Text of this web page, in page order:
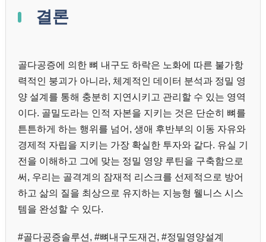
결론
골다공증에 의한 뼈 내구도 하락은 노화에 따른 불가항
력적인 붕괴가 아니라, 체계적인 데이터 분석과 정밀 영
양 설계를 통해 충분히 지연시키고 관리할 수 있는 영역
이다. 골밀도라는 인적 자본을 지키는 것은 단순히 뼈를
튼튼하게 하는 행위를 넘어, 생애 후반부의 이동 자유와
경제적 자립을 지키는 가장 확실한 투자와 같다. 유실 기
전을 이해하고 그에 맞는 정밀 영양 루틴을 구축함으로
써, 우리는 골격계의 잠재적 리스크를 선제적으로 방어
하고 삶의 질을 최상으로 유지하는 지능형 웰니스 시스
템을 완성할 수 있다.
#골다공증솔루션, #뼈내구도재건, #정밀영양설계